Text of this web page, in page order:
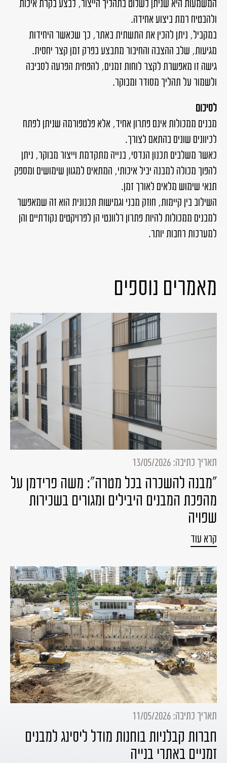
המשמעות היא שניתן לשלוט בתהליך הייצור, לבצע בקרת איכות
ולהבטיח רמת ביצוע אחידה.
במקביל, ניתן להכין את התשתית באתר, כך שכאשר היחידות
מגיעות, שלב ההצבה והחיבור מתבצע בפרק זמן קצר יחסית.
גישה זו מאפשרת לקצר לוחות זמנים, להפחית הפרעה לסביבה
ולשמור על תהליך מסודר ומבוקר.
לסיכום
מבנים ממכולות אינם פתרון אחיד, אלא פלטפורמה שניתן לפתח
לכיוונים שונים בהתאם לצורך.
כאשר משלבים תכנון הנדסי, בנייה מתקדמת וייצור מבוקר, ניתן
להפוך מכולה למבנה יביל איכותי, המתאים למגוון שימושים ומספק
תנאי שימוש מלאים לאורך זמן.
השילוב בין קיימות, חוזק מבני וגמישות תכנונית הוא זה שמאפשר
למבנים ממכולות להיות פתרון רלוונטי הן לפרויקטים נקודתיים והן
למערכות רחבות יותר.
מאמרים נוספים
תאריך כתיבה: 13/05/2026
"מבנה להשכרה בכל מטרה": משה פרידמן על
מהפכת המבנים היבילים ומגורים בשכירות
שפויה
קרא עוד
תאריך כתיבה: 11/05/2026
חברות קבלניות בוחנות מודל ליסינג למבנים
זמניים באתרי בנייה